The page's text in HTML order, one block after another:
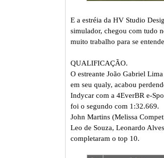
E a estréia da HV Studio
simulador, chegou com tudo
muito trabalho para se
QUALIFICAÇÃO.
O estreante João Gabriel
em seu qualy, acabou
Indycar com a 4EverBR e-
foi o segundo com 1:32.669.
John Martins (Melissa
Leo de Souza, Leonardo
completaram o top 10.